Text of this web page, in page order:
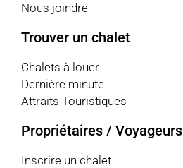
Nous joindre
Trouver un chalet
Chalets à louer
Dernière minute
Attraits Touristiques
Propriétaires / Voyageurs
Inscrire un chalet